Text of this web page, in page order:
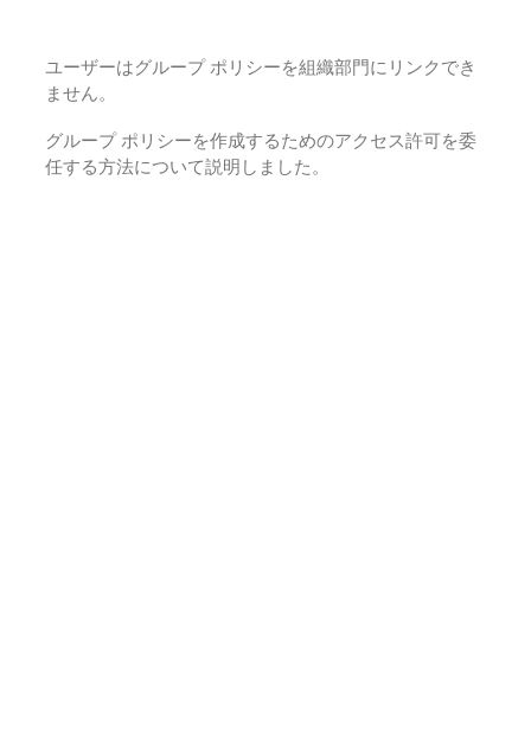
ユーザーはグループ ポリシーを組織部門にリンクでき
ません。
グループ ポリシーを作成するためのアクセス許可を委
任する方法について説明しました。